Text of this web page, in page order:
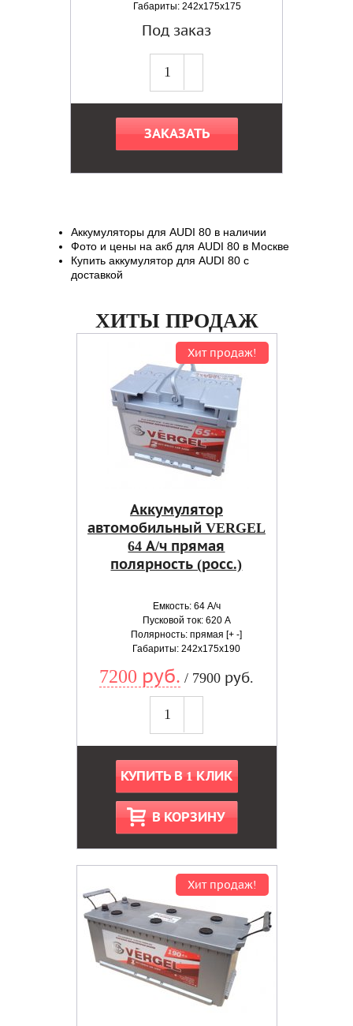
Габариты: 242x175x175
Под заказ
ЗАКАЗАТЬ
Аккумуляторы для AUDI 80 в наличии
Фото и цены на акб для AUDI 80 в Москве
Купить аккумулятор для AUDI 80 с
доставкой
ХИТЫ ПРОДАЖ
Хит продаж!
Аккумулятор
автомобильный VERGEL
64 А/ч прямая
полярность (росс.)
Емкость: 64 А/ч
Пусковой ток: 620 А
Полярность: прямая [+ -]
Габариты: 242x175x190
7200 руб. / 7900 руб.
КУПИТЬ В 1 КЛИК
В КОРЗИНУ
Хит продаж!